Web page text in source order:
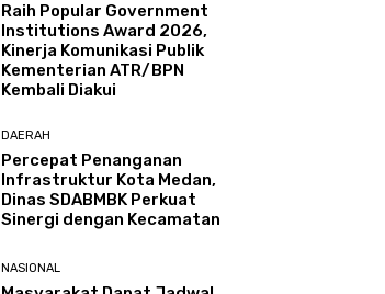
Raih Popular Government
Institutions Award 2026,
Kinerja Komunikasi Publik
Kementerian ATR/BPN
Kembali Diakui
DAERAH
Percepat Penanganan
Infrastruktur Kota Medan,
Dinas SDABMBK Perkuat
Sinergi dengan Kecamatan
NASIONAL